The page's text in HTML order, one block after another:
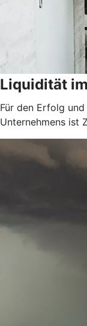
Liquidität
Für den Erfolg
Unternehmens ist